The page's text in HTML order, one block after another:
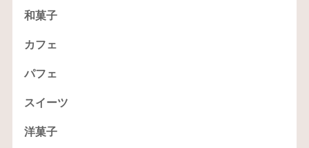
和菓子
カフェ
パフェ
スイーツ
洋菓子